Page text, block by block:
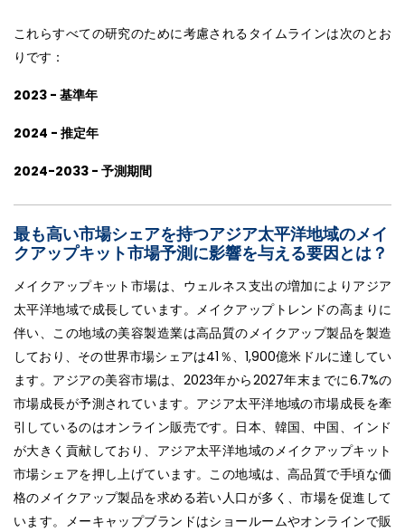
これらすべての研究のために考慮されるタイムラインは次のとお
りです：
2023 - 基準年
2024 - 推定年
2024-2033 - 予測期間
最も高い市場シェアを持つアジア太平洋地域のメイ
クアップキット市場予測に影響を与える要因とは？
メイクアップキット市場は、ウェルネス支出の増加によりアジア
太平洋地域で成長しています。メイクアップトレンドの高まりに
伴い、この地域の美容製造業は高品質のメイクアップ製品を製造
しており、その世界市場シェアは41％、1,900億米ドルに達してい
ます。アジアの美容市場は、2023年から2027年末までに6.7%の
市場成長が予測されています。アジア太平洋地域の市場成長を牽
引しているのはオンライン販売です。日本、韓国、中国、インド
が大きく貢献しており、アジア太平洋地域のメイクアップキット
市場シェアを押し上げています。この地域は、高品質で手頃な価
格のメイクアップ製品を求める若い人口が多く、市場を促進して
います。メーキャップブランドはショールームやオンラインで販